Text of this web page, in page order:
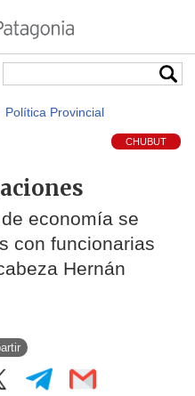
Política Provincial
CHUBUT
economía se
con funcionarias
Hernán